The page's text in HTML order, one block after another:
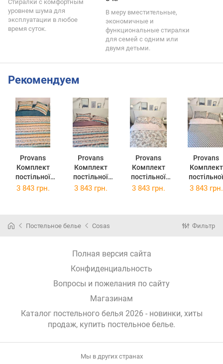
Стиралки с комфортным
уровнем шума для
эксплуатации в любое
время суток.
В меру вместительные,
экономичные и
функциональные стиралки
для семей с одним или
двумя детьми.
Рекомендуем
Provans
Комплект
постільної
білизни
Сімейний
Provans
Комплект
постільної
білизни
(026257)
Provans
Комплект
постільної
білизни
Provans
Комплект
постільної
білизни
Сімейний
3 843 грн. 3 843 грн. 3 843 грн. 3 843 грн.
Постельное белье Cosas Фильтр
Полная версия сайта
Конфиденциальность
Вопросы и пожелания по сайту
Магазинам
Каталог постельного белья 2026 - новинки, хиты
продаж, купить постельное белье.
Мы в других странах